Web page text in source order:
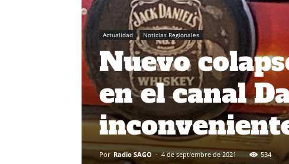
Actualidad Noticias Regionales
Nuevo
en el canal
Por Radio SAGO - 4 de septiembre de 2021 534